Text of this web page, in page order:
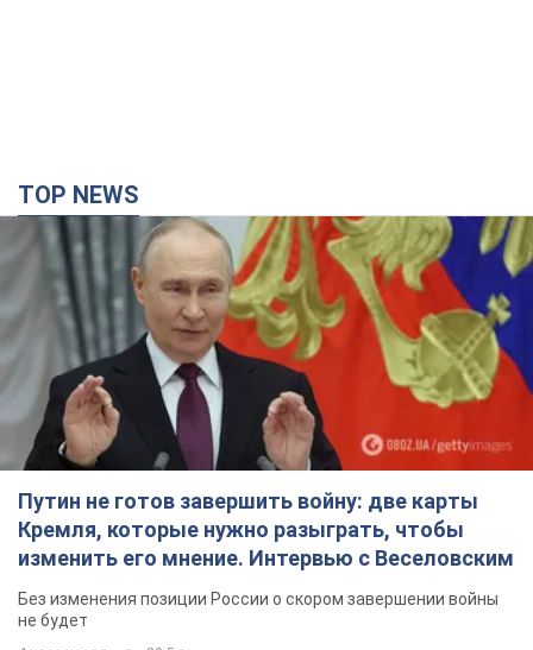
TOP NEWS
Путин не готов завершить войну: две карты
Кремля, которые нужно разыграть, чтобы
изменить его мнение. Интервью с Веселовским
Без изменения позиции России о скором завершении войны
не будет